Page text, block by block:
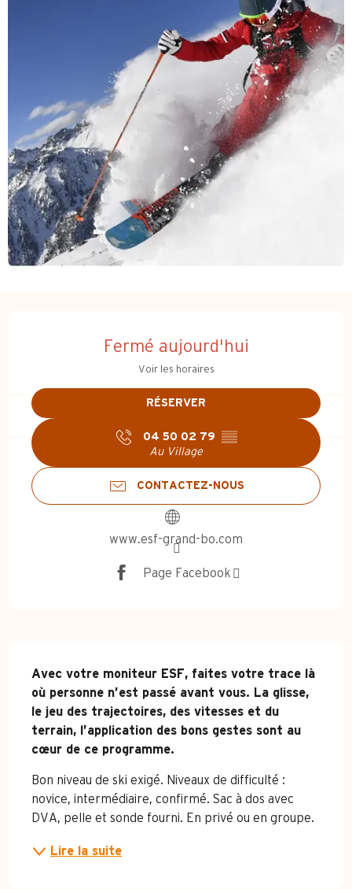
Fermé aujourd'hui
Voir les horaires
RÉSERVER
04 50 02 79 ▒▒
Au Village
CONTACTEZ-NOUS
www.esf-grand-bo.com
Page Facebook
Description
Avec votre moniteur ESF, faites votre trace là
où personne n’est passé avant vous. La glisse,
le jeu des trajectoires, des vitesses et du
terrain, l’application des bons gestes sont au
cœur de ce programme.
Bon niveau de ski exigé. Niveaux de difficulté :
novice, intermédiaire, confirmé. Sac à dos avec
DVA, pelle et sonde fourni. En privé ou en groupe.
Lire la suite